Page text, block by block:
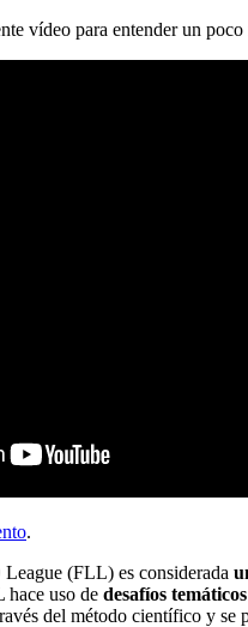
vídeo para entender un
.
(FLL) es considerada
hace uso de desafíos temáticos
del método científico y